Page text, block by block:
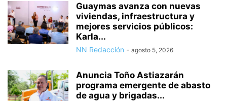
Guaymas avanza con nuevas
viviendas, infraestructura y
mejores servicios públicos:
Karla...
NN Redacción - agosto 5, 2026
Anuncia Toño Astiazarán
programa emergente de abasto
de agua y brigadas...